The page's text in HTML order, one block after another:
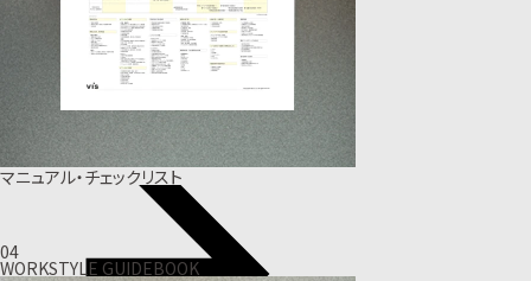
マニュアル・チェックリスト
04
WORKSTYLE GUIDEBOOK